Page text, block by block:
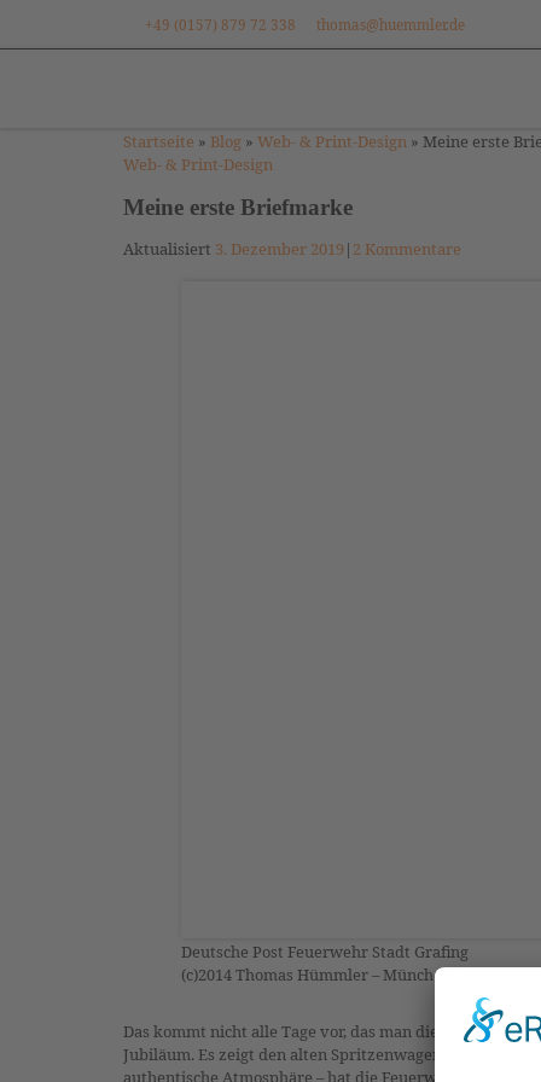
Zum Inhalt springen+49 (0157) 879 72 338 thomas@huemmler.de
Startseite » Blog » Web- & Print-Design » Meine erste
Web- & Print-Design
Meine erste Briefmarke
Aktualisiert 3. Dezember 2019| 2 Kommentare
Deutsche Post Feuerwehr Stadt Grafing
(c)2014 Thomas Hümmler – München · Grafing
Das kommt nicht alle Tage vor, das man die eigenen
Jubiläum. Es zeigt den alten Spritzenwagen der
authentische Atmosphäre – hat die Feuerwehr selbst